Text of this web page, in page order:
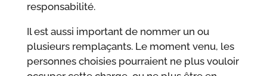
responsabilité.
Il est aussi important de nommer un ou
plusieurs remplaçants. Le moment venu, les
personnes choisies pourraient ne plus vouloir